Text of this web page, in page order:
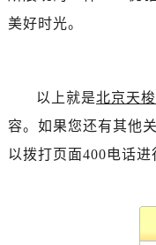
美好时光。
以上就是北京天
容。如果您还有其他
以拨打页面400电话进